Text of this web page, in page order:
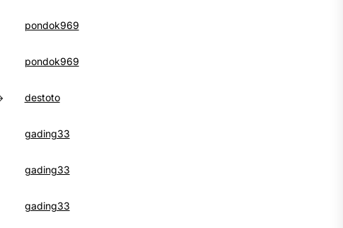
Next
pondok969
pondok969
destoto
gading33
gading33
gading33